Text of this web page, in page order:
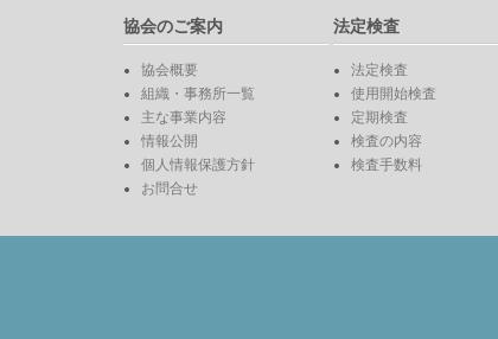
協会のご案内
協会概要
組織・事務所一覧
主な事業内容
情報公開
個人情報保護方針
お問合せ
法定検査
法定検査
使用開始検査
定期検査
検査の内容
検査手数料